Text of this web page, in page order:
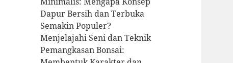
Dapur Bersih dan Terbuka
Semakin Populer?
Menjelajahi Seni dan Teknik
Pemangkasan Bonsai: